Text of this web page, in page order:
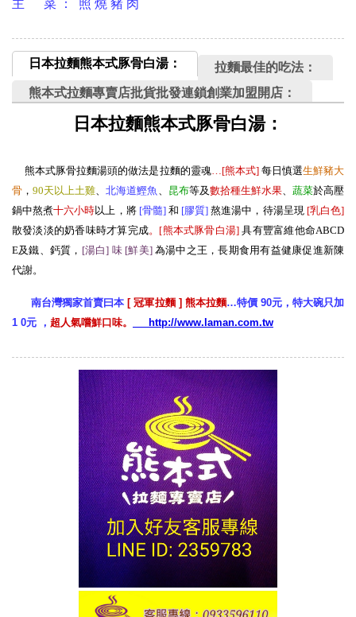
主 菜 ： 照 燒 豬 肉
日本拉麵熊本式豚骨白湯：
拉麵最佳的吃法：
熊本式拉麵專賣店批貨批發連鎖創業加盟開店：
日本拉麵熊本式豚骨白湯：
熊本式豚骨拉麵湯頭的做法是拉麵的靈魂…[熊本式]每日慎選生鮮豬大
骨 ，90天以上土雞、北海道鰹魚 、 昆布等及數拾種生鮮水果、 蔬菜於高壓
鍋中熬煮十六小時以上，將[骨髓]和 [膠質] 熬進湯中，待湯呈現 [乳白色]
散發淡淡的奶香味時才算完成。[熊本式豚骨白湯] 具有豐富維他命ABCD
E及鐵、鈣質， [湯白] 味 [鮮美]為湯中之王，長期食用有益健康促進新陳
代謝。
南台灣獨家首賣曰本 [ 冠軍拉麵 ] 熊本拉麵…特價 90元，特大碗只加
1 0元 ， 超人氣嚐鮮口味。 http://www.laman.com.tw